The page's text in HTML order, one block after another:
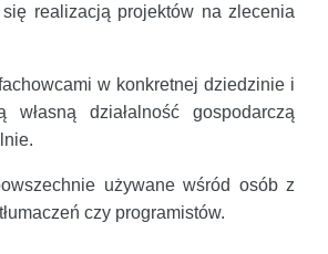
realizacją projektów na zlecenia
w konkretnej dziedzinie i
własną działalność gospodarczą
używane wśród osób z
czy programistów.